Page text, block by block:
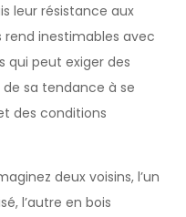
leur résistance aux
inestimables avec
qui peut exiger des
sa tendance à se
des conditions
deux voisins, l’un
l’autre en bois